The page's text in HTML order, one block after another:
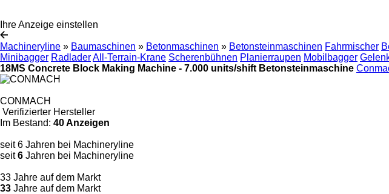
Ihre Anzeige einstellen
Machineryline » Baumaschinen » Betonmaschinen » Betonsteinmaschinen Fahrmischer
Minibagger RadladerAll-Terrain-Krane Scherenbühnen Planierraupen Mobilbagger
18MS Concrete Block Making Machine - 7.000 units/shift Betonsteinmaschine
CONMACH
Verifizierter Hersteller
Im Bestand: 40 Anzeigen
seit 6 Jahren bei Machineryline
seit6 Jahren bei Machineryline
33 Jahre auf dem Markt
33 Jahre auf dem Markt